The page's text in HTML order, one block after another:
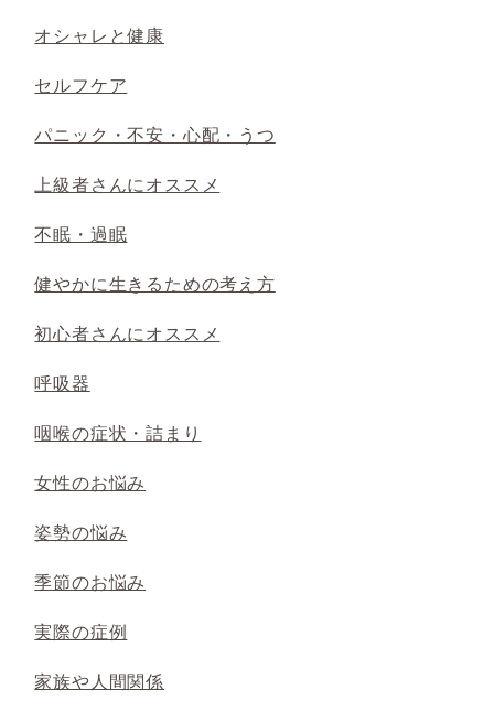
オシャレと健康
セルフケア
パニック・不安・心配・うつ
上級者さんにオススメ
不眠・過眠
健やかに生きるための考え方
初心者さんにオススメ
呼吸器
咽喉の症状・詰まり
女性のお悩み
姿勢の悩み
季節のお悩み
実際の症例
家族や人間関係